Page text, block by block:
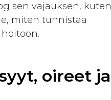
vajauksen, kuten
miten tunnistaa
oireet ja